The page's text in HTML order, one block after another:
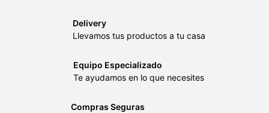
Delivery
Llevamos tus productos a tu casa
Equipo Especializado
Te ayudamos en lo que necesites
Compras Seguras